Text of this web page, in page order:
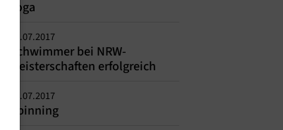
Yoga
14.07.2017
Schwimmer bei NRW-
Meisterschaften erfolgreich
01.07.2017
Spinning